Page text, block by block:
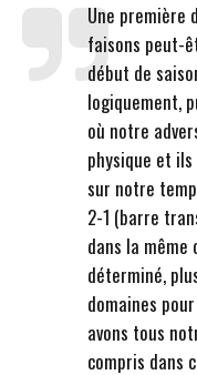
Une première
faisons peut-
début de
logiquement,
où notre
physique et
sur notre
2-1 (barre
dans la
déterminé,
domaines
avons tous
compris dans